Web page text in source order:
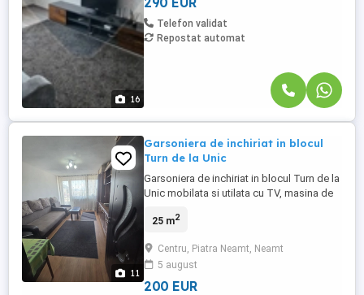
16
Telefon validat
Repostat automat
11
Garsoniera de inchiriat in blocul
Turn de la Unic
Garsoniera de inchiriat in blocul Turn de la
Unic mobilata si utilata cu TV, masina de
frigigider,aspirator, garsoniera este
whatsapp la numarul , este numar de
Anglia dar raspund la mesaje si apeluri.
Blocul are 2 lifturi
25 m2
Centru, Piatra Neamt, Neamt
5 august
200 EUR